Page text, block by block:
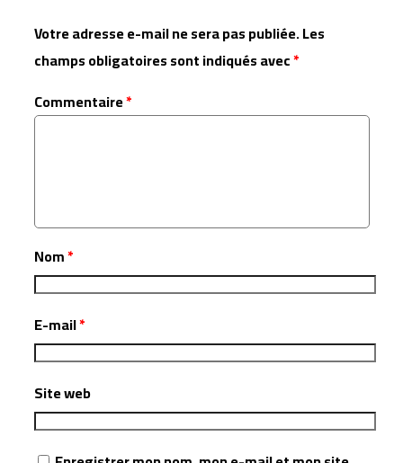
Votre adresse e-mail ne sera pas publiée.Les
champs obligatoires sont indiqués avec*
Commentaire*
Nom*
E-mail*
Site web